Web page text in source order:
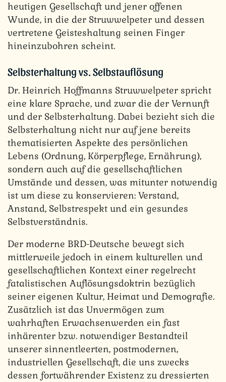
heutigen Gesellschaft und jener offenen
Wunde, in die der Struwwelpeter und dessen
vertretene Geisteshaltung seinen Finger
hineinzubohren scheint.
Selbsterhaltung vs. Selbstauflösung
Dr. Heinrich Hoffmanns Struwwelpeter spricht
eine klare Sprache, und zwar die der Vernunft
und der Selbsterhaltung. Dabei bezieht sich die
Selbsterhaltung nicht nur auf jene bereits
thematisierten Aspekte des persönlichen
Lebens (Ordnung, Körperpflege, Ernährung),
sondern auch auf die gesellschaftlichen
Umstände und dessen, was mitunter notwendig
ist um diese zu konservieren: Verstand,
Anstand, Selbstrespekt und ein gesundes
Selbstverständnis.
Der moderne BRD-Deutsche bewegt sich
mittlerweile jedoch in einem kulturellen und
gesellschaftlichen Kontext einer regelrecht
fatalistischen Auflösungsdoktrin bezüglich
seiner eigenen Kultur, Heimat und Demografie.
Zusätzlich ist das Unvermögen zum
wahrhaften Erwachsenwerden ein fast
inhärenter bzw. notwendiger Bestandteil
unserer sinnentleerten, postmodernen,
industriellen Gesellschaft, die uns zwecks
dessen fortwährender Existenz zu dressierten